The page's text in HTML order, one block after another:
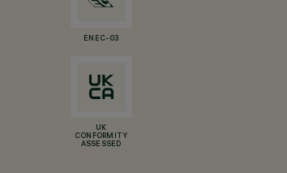
ENEC-03
UK
CONFORMITY
ASSESSED